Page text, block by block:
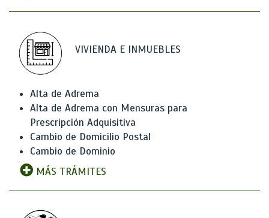
VIVIENDA E INMUEBLES
Alta de Adrema
Alta de Adrema con Mensuras para
Prescripción Adquisitiva
Cambio de Domicilio Postal
Cambio de Dominio
MÁS TRÁMITES